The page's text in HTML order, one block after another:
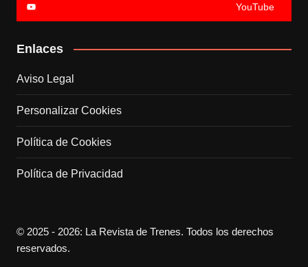
YouTube
Enlaces
Aviso Legal
Personalizar Cookies
Política de Cookies
Política de Privacidad
© 2025 - 2026: La Revista de Trenes. Todos los derechos
reservados.